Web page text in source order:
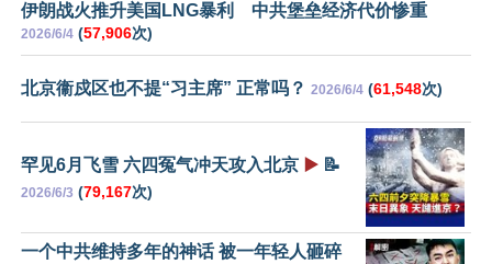
伊朗战火推升美国LNG暴利 中共堡垒经济代价惨重
2026/6/4 (57,906次)
北京衞戍区也不提“习主席” 正常吗？ 2026/6/4 (61,548次)
罕见6月飞雪 六四冤气冲天攻入北京 ▶️ 📝
2026/6/3 (79,167次)
一个中共维持多年的神话 被一年轻人砸碎